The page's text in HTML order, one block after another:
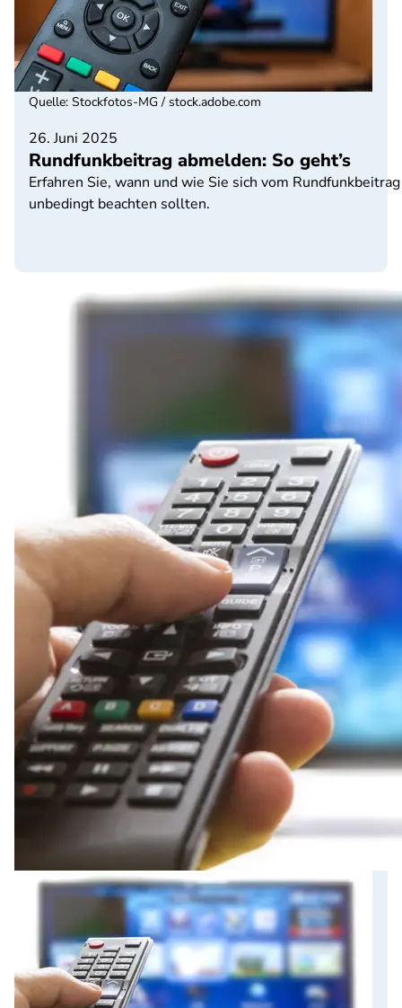
26. Juni 2025
Rundfunkbeitrag abmelden: So geht’s
Erfahren Sie, wann und wie Sie sich vom
unbedingt beachten sollten.
Quelle: Stockfotos-MG / stock.adobe.com